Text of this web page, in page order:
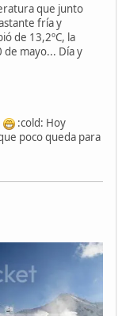
que junto
fría y
de 13,2ºC, la
de mayo... Día y
:cold: Hoy
poco queda para